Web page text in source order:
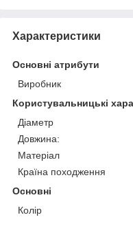
Характеристики
Основні атрибути
Виробник
Користувальницькі
Діаметр
Довжина:
Матеріал
Країна походження
Основні
Колір